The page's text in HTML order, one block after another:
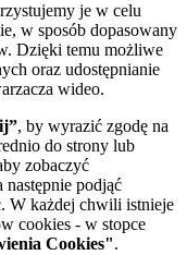
je w celu
w sposób dopasowany
Dzięki temu możliwe
oraz udostępnianie
wideo.
, by wyrazić zgodę na
do strony lub
zobaczyć
podjąć
W każdej chwili istnieje
cookies - w stopce
Cookies".